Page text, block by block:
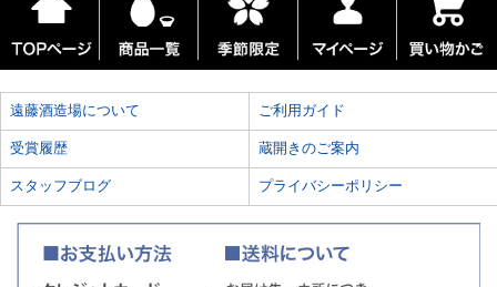
遠藤酒造場について ご利用ガイド
受賞履歴 蔵開きのご案内
スタッフブログ プライバシーポリシー